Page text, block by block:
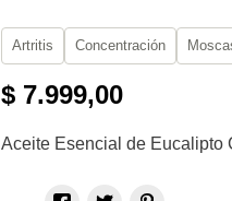
Artritis Concentración
$ 7.999,00
Aceite Esencial de Eucalipto